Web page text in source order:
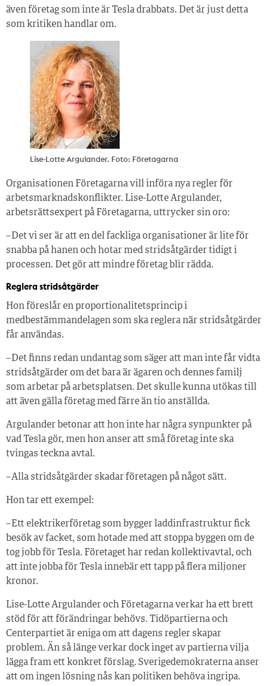
även företag som inte är Tesla drabbats. Det är just detta
som kritiken handlar om.
Lise-Lotte Argulander. Foto: Företagarna
Organisationen Företagarna vill införa nya regler för
arbetsmarknadskonflikter. Lise-Lotte Argulander,
arbetsrättsexpert på Företagarna, uttrycker sin oro:
– Det vi ser är att en del fackliga organisationer är lite för
snabba på hanen och hotar med stridsåtgärder tidigt i
processen. Det gör att mindre företag blir rädda.
Reglera stridsåtgärder
Hon föreslår en proportionalitetsprincip i
medbestämmandelagen som ska reglera när stridsåtgärder
får användas.
– Det finns redan undantag som säger att man inte får vidta
stridsåtgärder om det bara är ägaren och dennes familj
som arbetar på arbetsplatsen. Det skulle kunna utökas till
att även gälla företag med färre än tio anställda.
Argulander betonar att hon inte har några synpunkter på
vad Tesla gör, men hon anser att små företag inte ska
tvingas teckna avtal.
– Alla stridsåtgärder skadar företagen på något sätt.
Hon tar ett exempel:
– Ett elektrikerföretag som bygger laddinfrastruktur fick
besök av facket, som hotade med att stoppa byggen om de
tog jobb för Tesla. Företaget har redan kollektivavtal, och
att inte jobba för Tesla innebär ett tapp på flera miljoner
kronor.
Lise-Lotte Argulander och Företagarna verkar ha ett brett
stöd för att förändringar behövs. Tidöpartierna och
Centerpartiet är eniga om att dagens regler skapar
problem. Än så länge verkar dock inget av partierna vilja
lägga fram ett konkret förslag. Sverigedemokraterna anser
att om ingen lösning nås kan politiken behöva ingripa.